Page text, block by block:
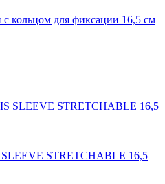
кольцом для фиксации 16,5 см
STRETCHABLE 16,5